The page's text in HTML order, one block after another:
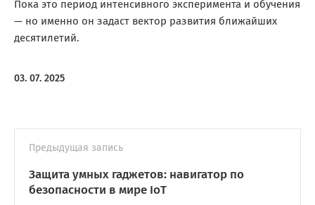
Пока это период интенсивного эксперимента и обучения
— но именно он задаст вектор развития ближайших
десятилетий.
03. 07. 2025
Предыдущая запись
Защита умных гаджетов: навигатор по
безопасности в мире IoT